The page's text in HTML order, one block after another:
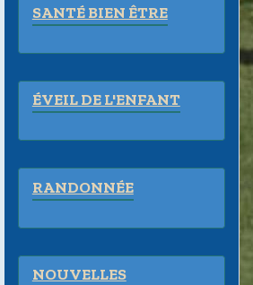
SANTÉ BIEN ÊTRE
ÉVEIL DE L'ENFANT
RANDONNÉE
NOUVELLES